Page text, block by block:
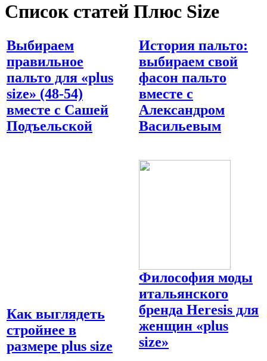
Список статей Плюс Size
Выбираем
правильное
пальто для «plus
size» (48-54)
вместе с Сашей
Подъельской
История пальто:
выбираем свой
фасон пальто
вместе с
Александром
Васильевым
Как выглядеть
стройнее в
размере plus size
Философия моды
итальянского
бренда Heresis для
женщин «plus
size»